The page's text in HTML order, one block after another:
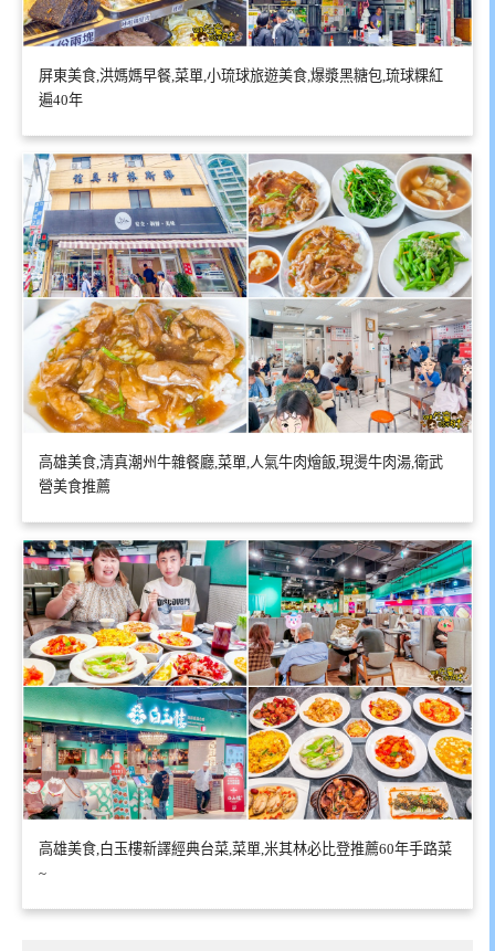
屏東美食,洪媽媽早餐,菜單,小琉球旅遊美食,爆漿黑糖包,琉球粿紅
遍40年
高雄美食,清真潮州牛雜餐廳,菜單,人氣牛肉燴飯,現燙牛肉湯,衛武
營美食推薦
高雄美食,白玉樓新譯經典台菜,菜單,米其林必比登推薦60年手路菜
~